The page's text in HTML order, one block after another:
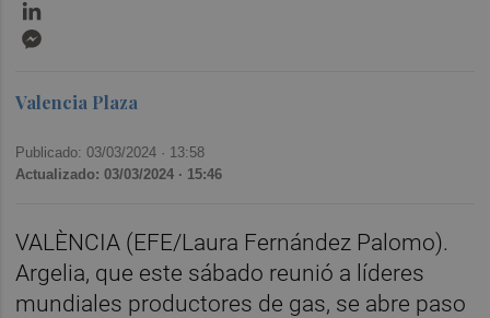
Valencia Plaza
Publicado: 03/03/2024 · 13:58
Actualizado: 03/03/2024 · 15:46
VALÈNCIA (EFE/Laura Fernández Palomo).
Argelia, que este sábado reunió a líderes
mundiales productores de gas, se abre paso